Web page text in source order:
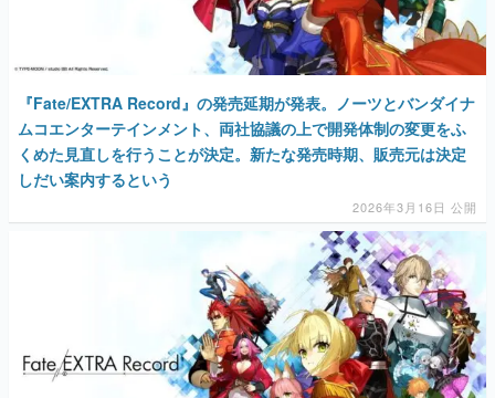
その他
電ファミニコゲーマーとは？
『Fate/EXTRA Record』の発売延期が発表。ノーツとバンダイナ
ムコエンターテインメント、両社協議の上で開発体制の変更をふ
くめた見直しを行うことが決定。新たな発売時期、販売元は決定
しだい案内するという
2026年3月16日 公開